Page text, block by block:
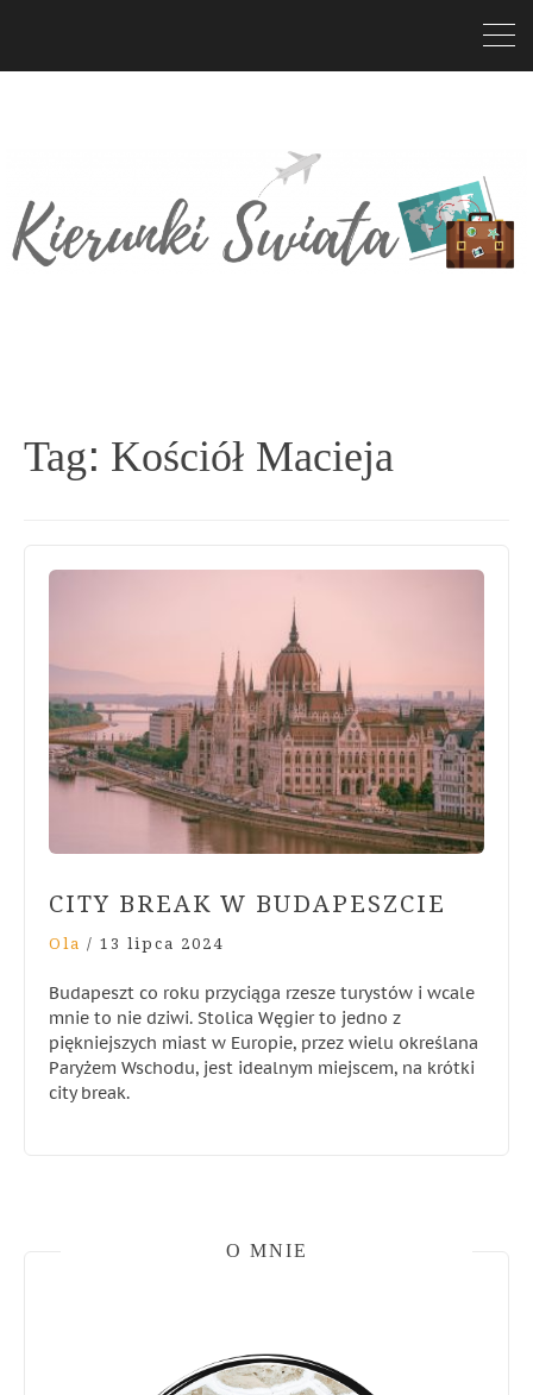
Tag: Kościół Macieja
CITY BREAK W BUDAPESZCIE
Ola / 13 lipca 2024
Budapeszt co roku przyciąga rzesze turystów i wcale
mnie to nie dziwi. Stolica Węgier to jedno z
piękniejszych miast w Europie, przez wielu określana
Paryżem Wschodu, jest idealnym miejscem, na krótki
city break.
O MNIE